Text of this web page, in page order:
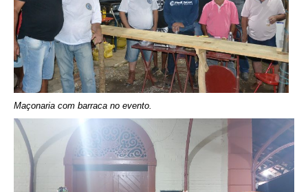
Maçonaria com barraca no evento.